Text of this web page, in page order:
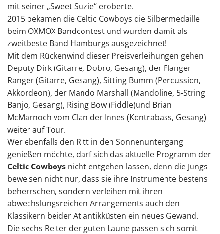
mit seiner „Sweet Suzie“ eroberte.
2015 bekamen die Celtic Cowboys die Silbermedaille
beim OXMOX Bandcontest und wurden damit als
zweitbeste Band Hamburgs ausgezeichnet!
Mit dem Rückenwind dieser Preisverleihungen gehen
Deputy Dirk (Gitarre, Dobro, Gesang), der Flanger
Ranger (Gitarre, Gesang), Sitting Bumm (Percussion,
Akkordeon), der Mando Marshall (Mandoline, 5-String
Banjo, Gesang), Rising Bow (Fiddle)und Brian
McMarnoch vom Clan der Innes (Kontrabass, Gesang)
weiter auf Tour.
Wer ebenfalls den Ritt in den Sonnenuntergang
genießen möchte, darf sich das aktuelle Programm der
Celtic Cowboys nicht entgehen lassen, denn die Jungs
beweisen nicht nur, dass sie ihre Instrumente bestens
beherrschen, sondern verleihen mit ihren
abwechslungsreichen Arrangements auch den
Klassikern beider Atlantikküsten ein neues Gewand.
Die sechs Reiter der guten Laune passen sich somit